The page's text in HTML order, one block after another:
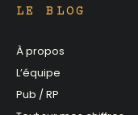
LE BLOG
À propos
L’équipe
Pub / RP